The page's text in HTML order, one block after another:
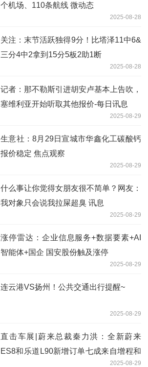
个机场、110条航线 微动态
2025-08-28
关注：末节活跃独得9分！比塔泽11中6&
三分4中2拿到15分5板2助1断
2025-08-28
记者：那不勒斯引进胡安卢基本上告吹，
塞维利亚开始听取其他报价-每日讯息
2025-08-29
生意社：8月29日宣城市华鑫化工碳酸钙
报价稳定 焦点观察
2025-08-29
什么事让你觉得女朋友很不简单？网友：
我对象只会说我拉屎超臭 讯息
2025-08-29
涨停雷达：企业信息服务+数据要素+AI
智能体+国企 国安股份触及涨停
2025-08-29
连云港VS扬州！公共交通出行提醒~
2025-08-29
直击车展|蔚来总裁秦力洪：全新蔚来
ES8和乐道L90新增订单七成来自增程和
2025-08-29